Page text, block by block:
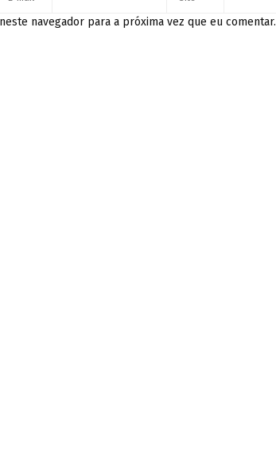
navegador para a próxima vez que eu comentar.